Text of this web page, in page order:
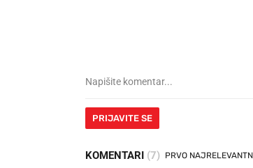
PRIJAVITE SE
KOMENTARI (7) PRVO